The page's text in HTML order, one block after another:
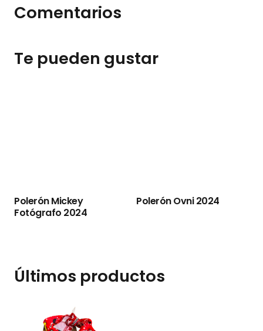
Comentarios
Te pueden gustar
Polerón Mickey
Fotógrafo 2024
Polerón Ovni 2024
Últimos productos